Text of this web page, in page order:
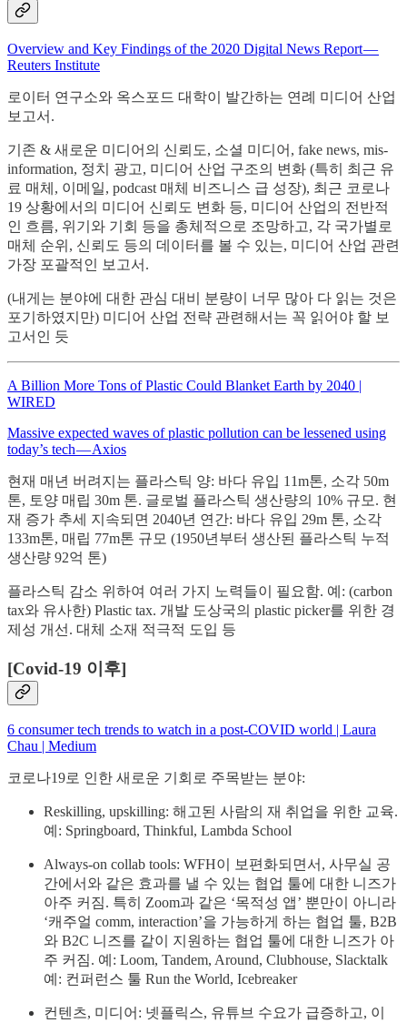
Overview and Key Findings of the 2020 Digital News Report —
Reuters Institute
로이터 연구소와 옥스포드 대학이 발간하는 연례 미디어 산업
보고서.
기존 & 새로운 미디어의 신뢰도, 소셜 미디어, fake news, mis-
information, 정치 광고, 미디어 산업 구조의 변화 (특히 최근 유
료 매체, 이메일, podcast 매체 비즈니스 급 성장), 최근 코로나
19 상황에서의 미디어 신뢰도 변화 등, 미디어 산업의 전반적
인 흐름, 위기와 기회 등을 총체적으로 조망하고, 각 국가별로
매체 순위, 신뢰도 등의 데이터를 볼 수 있는, 미디어 산업 관련
가장 포괄적인 보고서.
(내게는 분야에 대한 관심 대비 분량이 너무 많아 다 읽는 것은
포기하였지만) 미디어 산업 전략 관련해서는 꼭 읽어야 할 보
고서인 듯
A Billion More Tons of Plastic Could Blanket Earth by 2040 |
WIRED
Massive expected waves of plastic pollution can be lessened using
today’s tech — Axios
현재 매년 버려지는 플라스틱 양: 바다 유입 11m톤, 소각 50m
톤, 토양 매립 30m 톤. 글로벌 플라스틱 생산량의 10% 규모. 현
재 증가 추세 지속되면 2040년 연간: 바다 유입 29m 톤, 소각
133m톤, 매립 77m톤 규모 (1950년부터 생산된 플라스틱 누적
생산량 92억 톤)
플라스틱 감소 위하여 여러 가지 노력들이 필요함. 예: (carbon
tax와 유사한) Plastic tax. 개발 도상국의 plastic picker를 위한 경
제성 개선. 대체 소재 적극적 도입 등
[Covid-19 이후]
6 consumer tech trends to watch in a post-COVID world | Laura
Chau | Medium
코로나19로 인한 새로운 기회로 주목받는 분야:
Reskilling, upskilling: 해고된 사람의 재 취업을 위한 교육.
예: Springboard, Thinkful, Lambda School
Always-on collab tools: WFH이 보편화되면서, 사무실 공
간에서와 같은 효과를 낼 수 있는 협업 툴에 대한 니즈가
아주 커짐. 특히 Zoom과 같은 ‘목적성 앱’ 뿐만이 아니라
‘캐주얼 comm, interaction’을 가능하게 하는 협업 툴, B2B
와 B2C 니즈를 같이 지원하는 협업 툴에 대한 니즈가 아
주 커짐. 예: Loom, Tandem, Around, Clubhouse, Slacktalk
예: 컨퍼런스 툴 Run the World, Icebreaker
컨텐츠, 미디어: 넷플릭스, 유튜브 수요가 급증하고, 이